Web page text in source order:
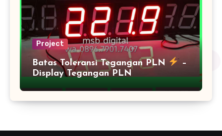
Project
Batas Toleransi Tegangan PLN
–
Display Tegangan PLN